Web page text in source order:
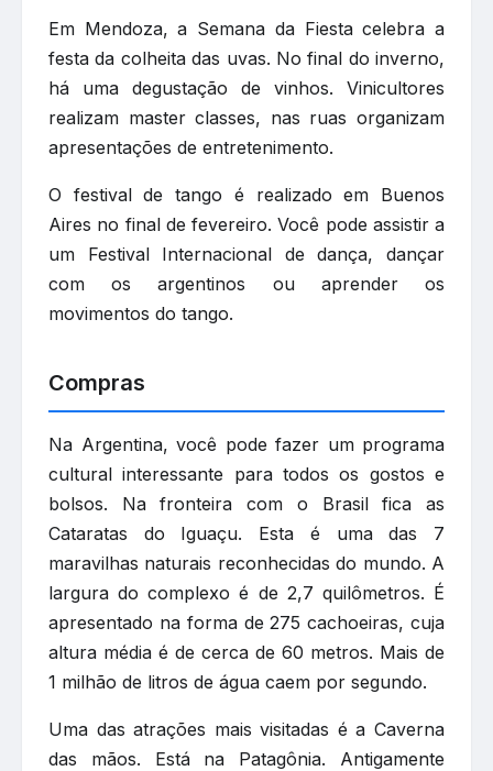
Em Mendoza, a Semana da Fiesta celebra a
festa da colheita das uvas. No final do inverno,
há uma degustação de vinhos. Vinicultores
realizam master classes, nas ruas organizam
apresentações de entretenimento.
O festival de tango é realizado em Buenos
Aires no final de fevereiro. Você pode assistir a
um Festival Internacional de dança, dançar
com os argentinos ou aprender os
movimentos do tango.
Compras
Na Argentina, você pode fazer um programa
cultural interessante para todos os gostos e
bolsos. Na fronteira com o Brasil fica as
Cataratas do Iguaçu. Esta é uma das 7
maravilhas naturais reconhecidas do mundo. A
largura do complexo é de 2,7 quilômetros. É
apresentado na forma de 275 cachoeiras, cuja
altura média é de cerca de 60 metros. Mais de
1 milhão de litros de água caem por segundo.
Uma das atrações mais visitadas é a Caverna
das mãos. Está na Patagônia. Antigamente